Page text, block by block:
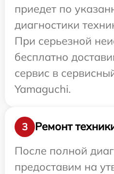
приедет по
диагностики
При серьезной
бесплатно
сервис в
Yamaguchi.
3
Ремонт
После полной
предоставим на